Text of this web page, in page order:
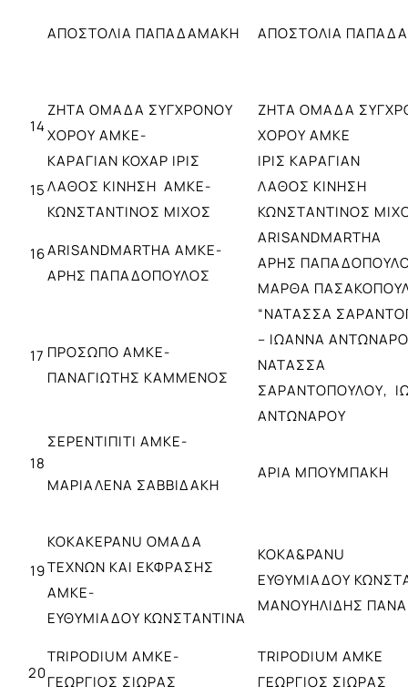
ΑΠΟΣΤΟΛΙΑ ΠΑΠΑΔΑΜΑΚΗ ΑΠΟΣΤΟΛΙΑ
14
ΖΗΤΑ ΟΜΑΔΑ ΣΥΓΧΡΟΝΟΥ
ΧΟΡΟΥ ΑΜΚΕ-
ΚΑΡΑΓΙΑΝ ΚΟΧΑΡ ΙΡΙΣ
ΖΗΤΑ ΟΜΑΔΑ
ΧΟΡΟΥ ΑΜΚΕ
ΙΡΙΣ ΚΑΡΑΓΙΑΝ
15ΛΑΘΟΣ ΚΙΝΗΣΗ ΑΜΚΕ-
ΚΩΝΣΤΑΝΤΙΝΟΣ ΜΙΧΟΣ
ΛΑΘΟΣ ΚΙΝΗΣΗ
ΚΩΝΣΤΑΝΤΙΝΟΣ
16ARISANDMARTHA ΑΜΚΕ-
ΑΡΗΣ ΠΑΠΑΔΟΠΟΥΛΟΣ
ARISANDMARTHA
ΑΡΗΣ
ΜΑΡΘΑ
17 ΠΡΟΣΩΠΟ ΑΜΚΕ-
ΠΑΝΑΓΙΩΤΗΣ ΚΑΜΜΕΝΟΣ
“ΝΑΤΑΣΣΑ
– ΙΩΑΝΝΑ
ΝΑΤΑΣΣΑ
ΣΑΡΑΝΤΟΠΟΥΛΟΥ,
ΑΝΤΩΝΑΡΟΥ
18
ΣΕΡΕΝΤΙΠΙΤΙ ΑΜΚΕ-
ΜΑΡΙΑΛΕΝΑ ΣΑΒΒΙΔΑΚΗ
ΑΡΙΑ ΜΠΟΥΜΠΑΚΗ
19
KOKAKEPANU ΟΜΑΔΑ
ΤΕΧΝΩΝ ΚΑΙ ΕΚΦΡΑΣΗΣ
ΑΜΚΕ-
ΕΥΘΥΜΙΑΔΟΥ ΚΩΝΣΤΑΝΤΙΝΑ
KOKA&PANU
ΕΥΘΥΜΙΑΔΟΥ
ΜΑΝΟΥΗΛΙΔΗΣ
20
TRIPODIUM ΑΜΚΕ-
ΓΕΩΡΓΙΟΣ ΣΙΩΡΑΣ
TRIPODIUM ΑΜΚΕ
ΓΕΩΡΓΙΟΣ ΣΙΩΡΑΣ